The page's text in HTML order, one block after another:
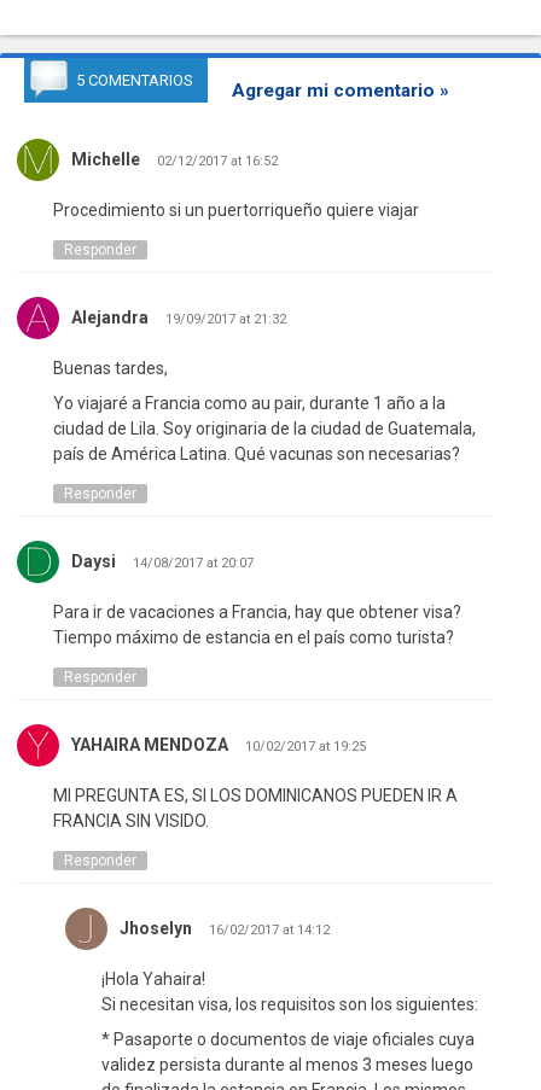
5 COMENTARIOS Agregar mi comentario »
Michelle 02/12/2017 at 16:52
Procedimiento si un puertorriqueño quiere viajar
Responder
Alejandra 19/09/2017 at 21:32
Buenas tardes,
Yo viajaré a Francia como au pair, durante 1 año a la
ciudad de Lila. Soy originaria de la ciudad de Guatemala,
país de América Latina. Qué vacunas son necesarias?
Responder
Daysi 14/08/2017 at 20:07
Para ir de vacaciones a Francia, hay que obtener visa?
Tiempo máximo de estancia en el país como turista?
Responder
YAHAIRA MENDOZA 10/02/2017 at 19:25
MI PREGUNTA ES, SI LOS DOMINICANOS PUEDEN IR A
FRANCIA SIN VISIDO.
Responder
Jhoselyn 16/02/2017 at 14:12
¡Hola Yahaira!
Si necesitan visa, los requisitos son los siguientes:
* Pasaporte o documentos de viaje oficiales cuya
validez persista durante al menos 3 meses luego